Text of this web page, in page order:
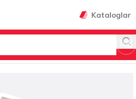
Kataloglar
& SÜRAHİLER & AKSESUARLARI